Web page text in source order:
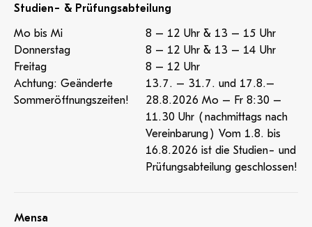
Studien- & Prüfungsabteilung
Mo bis Mi
8 – 12 Uhr & 13 – 15 Uhr
Donnerstag
8 – 12 Uhr & 13 – 14 Uhr
Freitag
8 – 12 Uhr
Achtung: Geänderte
Sommeröffnungszeiten!
13.7. – 31.7. und 17.8.–
28.8.2026 Mo – Fr 8:30 –
11.30 Uhr (nachmittags nach
Vereinbarung) Vom 1.8. bis
16.8.2026 ist die Studien- und
Prüfungsabteilung geschlossen!
Mensa